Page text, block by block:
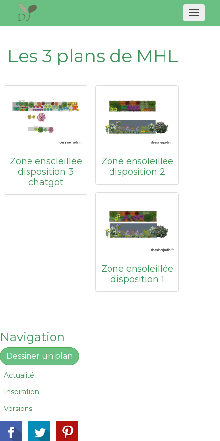
Les 3 plans de MHL
Zone ensoleillée
disposition 3
chatgpt
Zone ensoleillée
disposition 2
Zone ensoleillée
disposition 1
Navigation
Dessiner un plan
Actualité
Inspiration
Versions